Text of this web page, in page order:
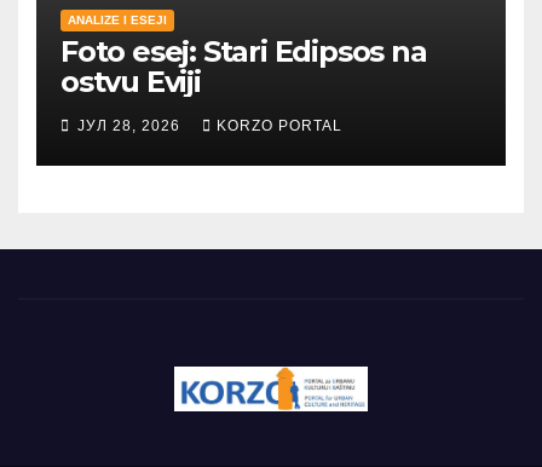
ANALIZE I ESEJI
Foto esej: Stari Edipsos na
ostvu Eviji
ЈУЛ 28, 2026 KORZO PORTAL